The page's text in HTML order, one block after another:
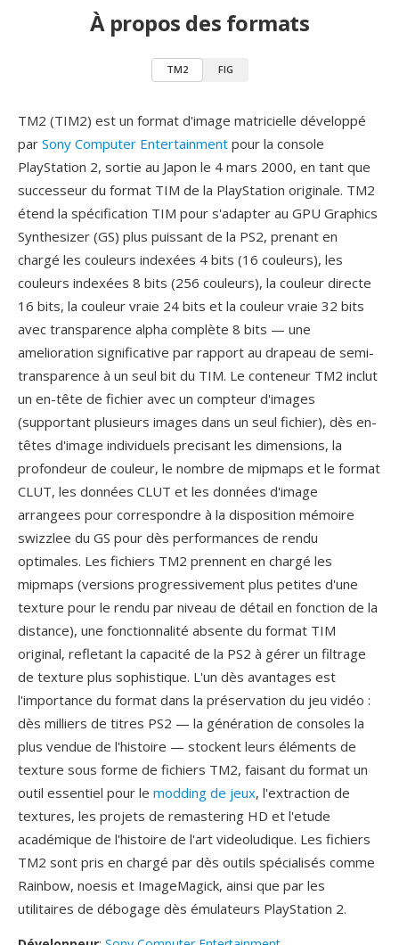
À propos des formats
TM2 FIG
TM2 (TIM2) est un format d'image matricielle développé
par Sony Computer Entertainment pour la console
PlayStation 2, sortie au Japon le 4 mars 2000, en tant que
successeur du format TIM de la PlayStation originale. TM2
étend la spécification TIM pour s'adapter au GPU Graphics
Synthesizer (GS) plus puissant de la PS2, prenant en
chargé les couleurs indexées 4 bits (16 couleurs), les
couleurs indexées 8 bits (256 couleurs), la couleur directe
16 bits, la couleur vraie 24 bits et la couleur vraie 32 bits
avec transparence alpha complète 8 bits — une
amelioration significative par rapport au drapeau de semi-
transparence à un seul bit du TIM. Le conteneur TM2 inclut
un en-tête de fichier avec un compteur d'images
(supportant plusieurs images dans un seul fichier), dès en-
têtes d'image individuels precisant les dimensions, la
profondeur de couleur, le nombre de mipmaps et le format
CLUT, les données CLUT et les données d'image
arrangees pour correspondre à la disposition mémoire
swizzlee du GS pour dès performances de rendu
optimales. Les fichiers TM2 prennent en chargé les
mipmaps (versions progressivement plus petites d'une
texture pour le rendu par niveau de détail en fonction de la
distance), une fonctionnalité absente du format TIM
original, refletant la capacité de la PS2 à gérer un filtrage
de texture plus sophistique. L'un dès avantages est
l'importance du format dans la préservation du jeu vidéo :
dès milliers de titres PS2 — la génération de consoles la
plus vendue de l'histoire — stockent leurs éléments de
texture sous forme de fichiers TM2, faisant du format un
outil essentiel pour le modding de jeux, l'extraction de
textures, les projets de remastering HD et l'etude
académique de l'histoire de l'art videoludique. Les fichiers
TM2 sont pris en chargé par dès outils spécialisés comme
Rainbow, noesis et ImageMagick, ainsi que par les
utilitaires de débogage dès émulateurs PlayStation 2.